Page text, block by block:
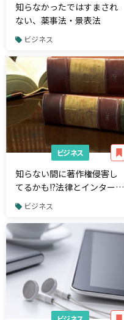
知らなかったではすまされ
ない、薬事法・景表法
ビジネス
ビジネス
知らない間に著作権侵害し
てるかも!?法律とインターネ
ットの関係性が分かる記事5
選
ビジネス